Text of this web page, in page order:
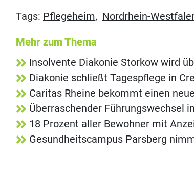
Tags: Pflegeheim, Nordrhein-
Mehr zum Thema
Insolvente Diakonie Storkow wird
Diakonie schließt Tagespflege in
Caritas Rheine bekommt einen
Überraschender Führungswechsel
18 Prozent aller Bewohner mit
Gesundheitscampus Parsberg